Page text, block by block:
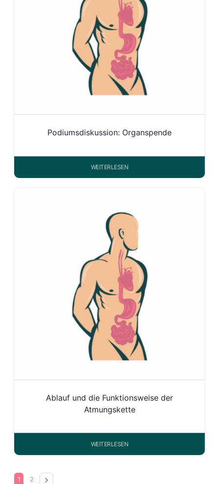
Podiumsdiskussion: Organspende
WEITERLESEN
Ablauf und die Funktionsweise der
Atmungskette
WEITERLESEN
1 2